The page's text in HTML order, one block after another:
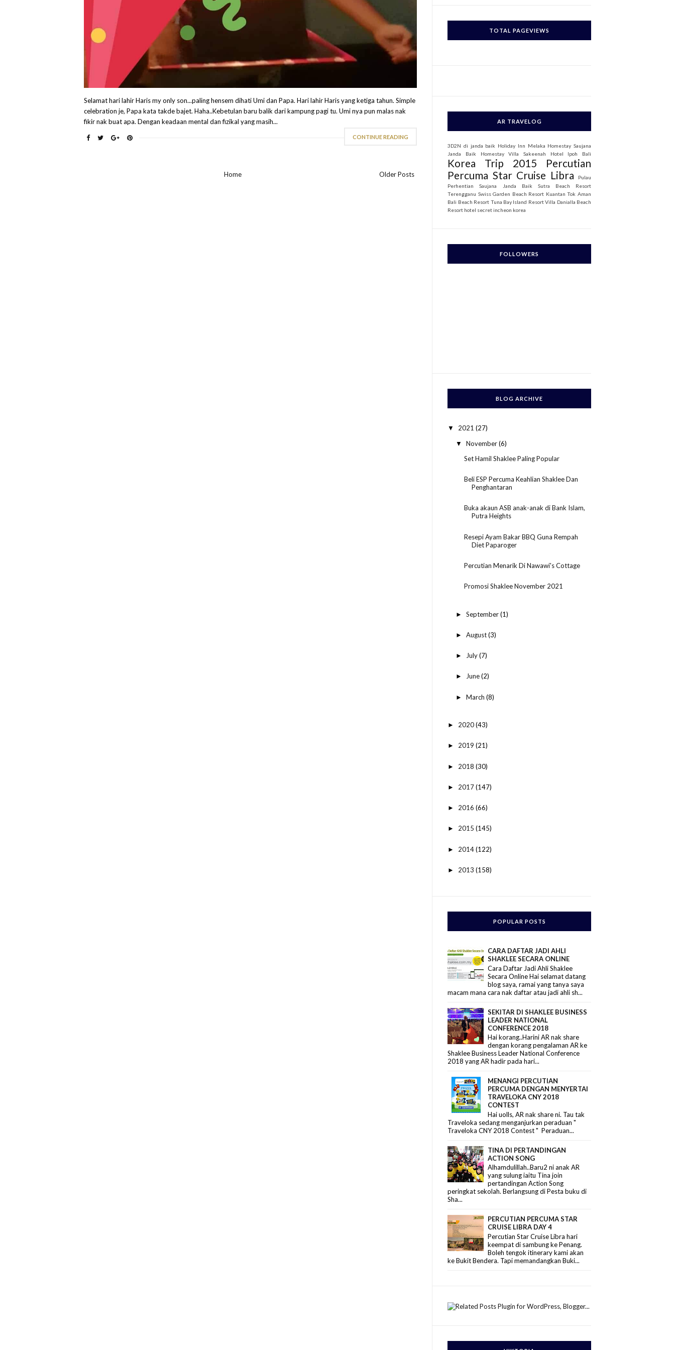
Selamat hari lahir Haris my only son...paling hensem dihati Umi dan Papa. Hari lahir Haris yang ketiga tahun. Simple
celebration je, Papa kata takde bajet. Haha..Kebetulan baru balik dari kampung pagi tu. Umi nya pun malas nak
fikir nak buat apa. Dengan keadaan mental dan fizikal yang masih...
CONTINUE READING
Older Posts
Home
r
TOTAL PAGEVIEWS
AR TRAVELOG
3D2N di janda baik Holiday Inn Melaka Homestay Saujana
Janda Baik
Homestay Villa Sakeenah Hotel Ipoh Bali
Korea Trip 2015
Percutian
Percuma Star Cruise Libra
Pulau
Perhentian
Saujana Janda Baik
Sutra Beach Resort
Terengganu Swiss Garden Beach Resort Kuantan Tok Aman
Bali Beach Resort Tuna Bay Island Resort Villa Danialla Beach
Resort hotel secret incheon korea
FOLLOWERS
BLOG ARCHIVE
▼ 2021(27)
▼ November(6)
Set Hamil Shaklee Paling Popular
Beli ESP Percuma Keahlian Shaklee Dan
Penghantaran
Buka akaun ASB anak-anak di Bank Islam,
Putra Heights
Resepi Ayam Bakar BBQ Guna Rempah
Diet Paparoger
Percutian Menarik Di Nawawi's Cottage
Promosi Shaklee November 2021
► September(1)
► August(3)
► July(7)
► June(2)
► March (8)
► 2020(43)
► 2019(21)
► 2018(30)
► 2017(147)
► 2016(66)
► 2015(145)
► 2014(122)
► 2013(158)
POPULAR POSTS
CARA DAFTAR JADI AHLI
SHAKLEE SECARA ONLINE
Cara Daftar Jadi Ahli Shaklee
Secara Online Hai selamat datang
blog saya, ramai yang tanya saya
macam mana cara nak daftar atau jadi ahli sh...
SEKITAR DI SHAKLEE BUSINESS
LEADER NATIONAL
CONFERENCE 2018
Hai korang..Harini AR nak share
dengan korang pengalaman AR ke
Shaklee Business Leader National Conference
2018 yang AR hadir pada hari...
MENANGI PERCUTIAN
PERCUMA DENGAN MENYERTAI
TRAVELOKA CNY 2018
CONTEST
Hai uolls, AR nak share ni. Tau tak
Traveloka sedang menganjurkan peraduan "
Traveloka CNY 2018 Contest " Peraduan...
TINA DI PERTANDINGAN
ACTION SONG
Alhamdulillah..Baru2 ni anak AR
yang sulung iaitu Tina join
pertandingan Action Song
peringkat sekolah. Berlangsung di Pesta buku di
Sha...
PERCUTIAN PERCUMA STAR
CRUISE LIBRA DAY 4
Percutian Star Cruise Libra hari
keempat di sambung ke Penang.
Boleh tengok itinerary kami akan
ke Bukit Bendera. Tapi memandangkan Buki...